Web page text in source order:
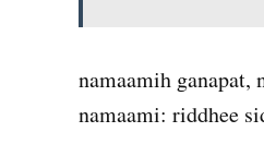
namaamih ganapat,
namaami: riddhee